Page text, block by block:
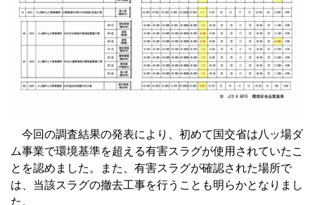
今回の調査結果の発表により、初めて国交省は八ッ場ダ
ム事業で環境基準を超える有害スラグが使用されていたこ
とを認めました。また、有害スラグが確認された場所で
は、当該スラグの撤去工事を行うことも明らかとなりまし
た。